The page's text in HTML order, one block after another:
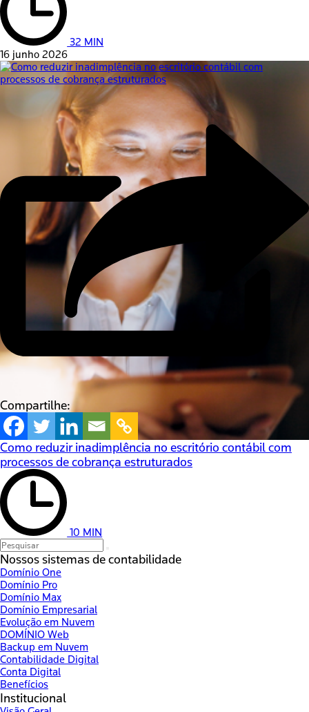
32 MIN
16 junho 2026
Compartilhe:
Como reduzir inadimplência no escritório contábil com
processos de cobrança estruturados
10 MIN
Nossos sistemas de contabilidade
Domínio One
Domínio Pro
Domínio Max
Domínio Empresarial
Evolução em Nuvem
DOMÍNIO Web
Backup em Nuvem
Contabilidade Digital
Conta Digital
Benefícios
Institucional